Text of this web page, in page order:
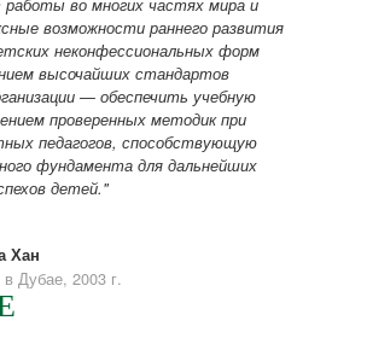
во многих частях мира и
возможности раннего развития
неконфессиональных форм
высочайших стандартов
— обеспечить учебную
проверенных методик при
педагогов, способствующую
фундамента для дальнейших
детей."
Хан
Дубае, 2003 г.